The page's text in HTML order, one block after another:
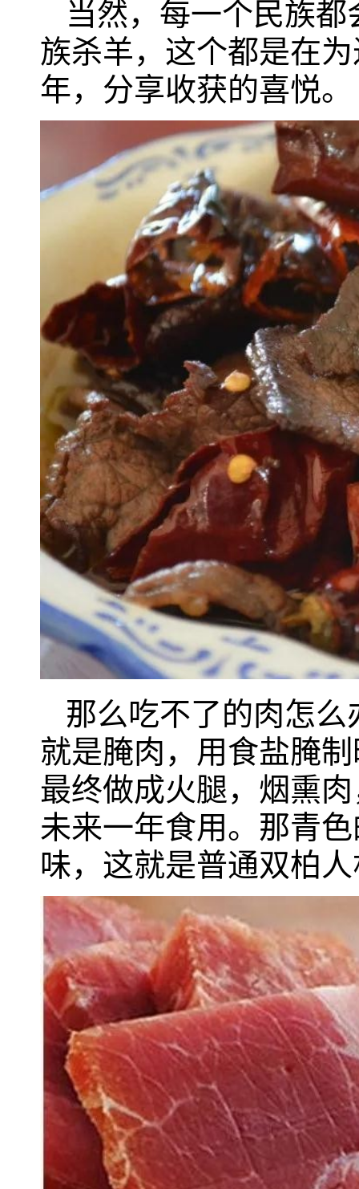
当然，每一个民族
族杀羊，这个都是在
年，分享收获的喜悦。
那么吃不了的肉怎
就是腌肉，用食盐腌
最终做成火腿，烟熏
未来一年食用。那青
味，这就是普通双柏